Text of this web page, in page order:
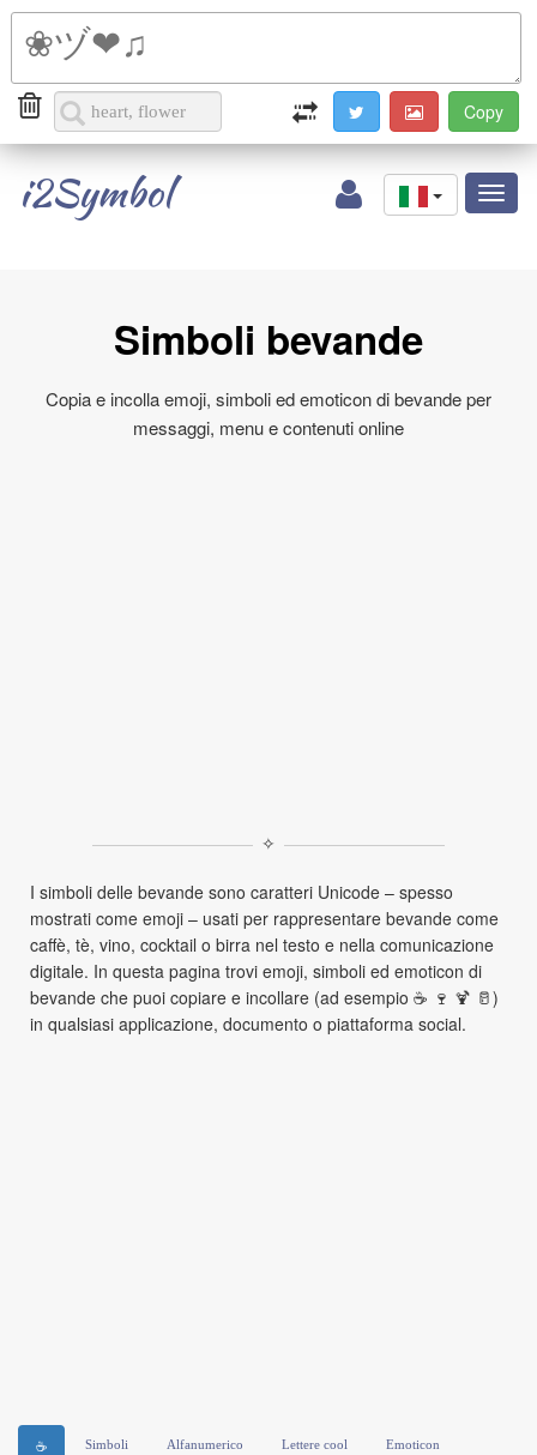
i2Symbol
Simboli bevande
Copia e incolla emoji, simboli ed emoticon di bevande per
messaggi, menu e contenuti online
✧
I simboli delle bevande sono caratteri Unicode – spesso
mostrati come emoji – usati per rappresentare bevande come
caffè, tè, vino, cocktail o birra nel testo e nella comunicazione
digitale. In questa pagina trovi emoji, simboli ed emoticon di
bevande che puoi copiare e incollare (ad esempio ☕ 🍷 🍹 🥛)
in qualsiasi applicazione, documento o piattaforma social.
☕ Simboli Alfanumerico Lettere cool Emoticon